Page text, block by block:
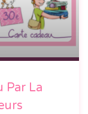
Par La